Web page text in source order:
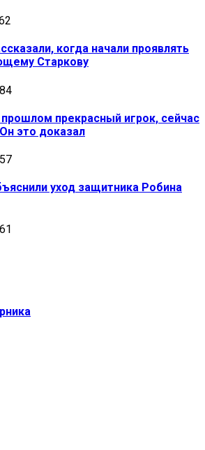
когда начали проявлять
Старкову
84
прекрасный игрок, сейчас
это доказал
57
уход защитника Робина
61